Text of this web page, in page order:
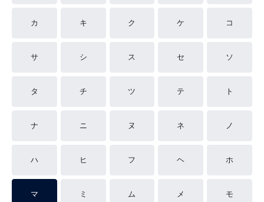
カ キ ク ケ コ
サ シ ス セ ソ
タ チ ツ テ ト
ナ ニ ヌ ネ ノ
ハ ヒ フ ヘ ホ
マ ミ ム メ モ